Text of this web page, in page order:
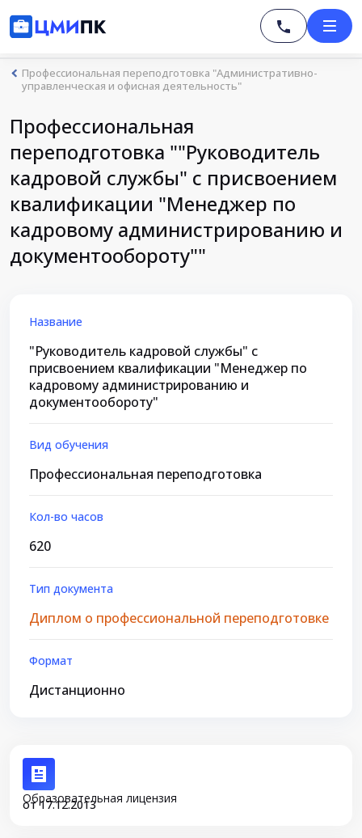
Профессиональная переподготовка "Административно-
управленческая и офисная деятельность"
Профессиональная
переподготовка ""Руководитель
кадровой службы" с присвоением
квалификации "Менеджер по
кадровому администрированию и
документообороту""
Название
"Руководитель кадровой службы" с
присвоением квалификации "Менеджер по
кадровому администрированию и
документообороту"
Вид обучения
Профессиональная переподготовка
Кол-во часов
620
Тип документа
Диплом о профессиональной переподготовке
Формат
Дистанционно
Образовательная лицензия
от 17.12.2013